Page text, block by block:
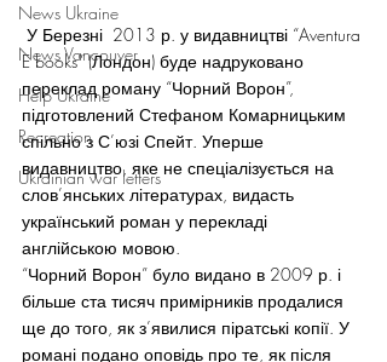
News Ukraine
News Vancouver
Help Ukraine
Recreation
Ukrainian war letters
E books” (Лондон) буде надруковано
переклад роману “Чорний Ворон”,
підготовлений Стефаном Комарницьким
спільно з С’юзі Спейт. Уперше
видавництво, яке не спеціалізується на
слов’янських літературах, видасть
український роман у перекладі
англійською мовою.
“Чорний Ворон” було видано в 2009 р. і
більше ста тисяч примірників продалися
ще до того, як з’явилися піратські копії. У
романі подано оповідь про те, як після